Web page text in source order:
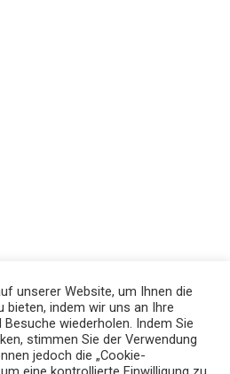
unserer Website, um Ihnen die
bieten, indem wir uns an Ihre
wiederholen. Indem Sie
stimmen Sie der Verwendung
jedoch die „Cookie-